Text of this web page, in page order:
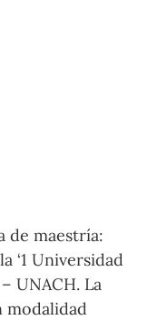
de maestría:
‘1 Universidad
UNACH. La
modalidad